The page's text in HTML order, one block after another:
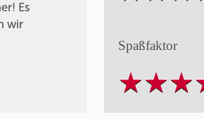
Es
wir
Spaßfaktor